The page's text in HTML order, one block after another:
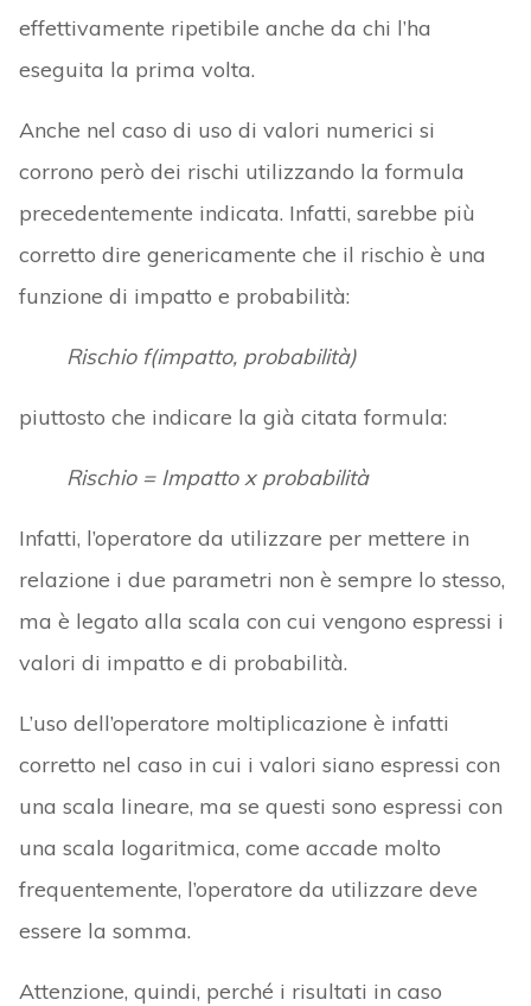
effettivamente ripetibile anche da chi l’ha
eseguita la prima volta.
Anche nel caso di uso di valori numerici si
corrono però dei rischi utilizzando la formula
precedentemente indicata. Infatti, sarebbe più
corretto dire genericamente che il rischio è una
funzione di impatto e probabilità:
Rischio f(impatto, probabilità)
piuttosto che indicare la già citata formula:
Rischio = Impatto x probabilità
Infatti, l’operatore da utilizzare per mettere in
relazione i due parametri non è sempre lo stesso,
ma è legato alla scala con cui vengono espressi i
valori di impatto e di probabilità.
L’uso dell’operatore moltiplicazione è infatti
corretto nel caso in cui i valori siano espressi con
una scala lineare, ma se questi sono espressi con
una scala logaritmica, come accade molto
frequentemente, l’operatore da utilizzare deve
essere la somma.
Attenzione, quindi, perché i risultati in caso